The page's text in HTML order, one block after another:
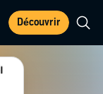
Découvrir